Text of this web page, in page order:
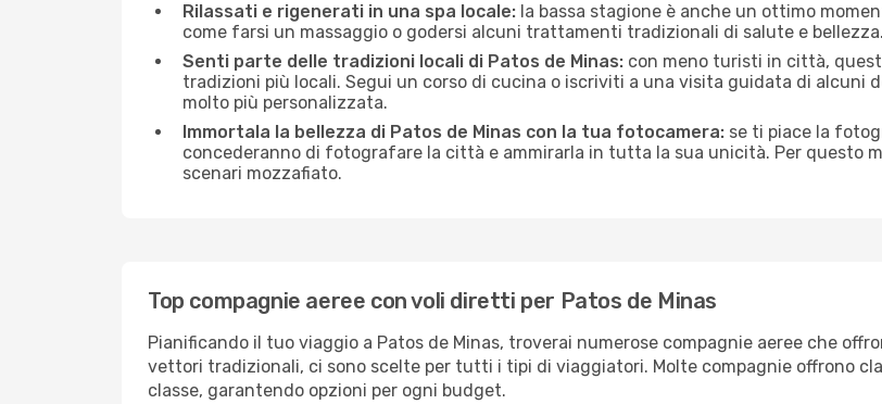
Rilassati e rigenerati in una spa locale: la bassa stagione è anche un ottimo
come farsi un massaggio o godersi alcuni trattamenti tradizionali di salute e bellezza.
Senti parte delle tradizioni locali di Patos de Minas: con meno turisti in città,
tradizioni più locali. Segui un corso di cucina o iscriviti a una visita guidata di alcuni
molto più personalizzata.
Immortala la bellezza di Patos de Minas con la tua fotocamera: se ti piace la
concederanno di fotografare la città e ammirarla in tutta la sua unicità. Per questo
scenari mozzafiato.
Top compagnie aeree con voli diretti per Patos de Minas
Pianificando il tuo viaggio a Patos de Minas, troverai numerose compagnie aeree che
vettori tradizionali, ci sono scelte per tutti i tipi di viaggiatori. Molte compagnie offrono
classe, garantendo opzioni per ogni budget.